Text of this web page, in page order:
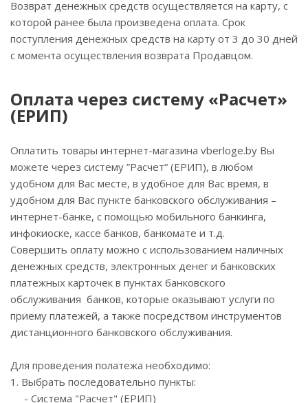
Возврат денежных средств осуществляется на карту, с
которой ранее была произведена оплата. Срок
поступления денежных средств на карту от 3 до 30 дней
с момента осуществления возврата Продавцом.
Оплата через систему «Расчет»
(ЕРИП)
Оплатить товары интернет-магазина vberloge.by Вы
можете через систему ”Расчет“ (ЕРИП), в любом
удобном для Вас месте, в удобное для Вас время, в
удобном для Вас пункте банковского обслуживания –
интернет-банке, с помощью мобильного банкинга,
инфокиоске, кассе банков, банкомате и т.д.
Совершить оплату можно с использованием наличных
денежных средств, электронных денег и банковских
платежных карточек в пунктах банковского
обслуживания банков, которые оказывают услуги по
приему платежей, а также посредством инструментов
дистанционного банковского обслуживания.
Для проведения полатежа необходимо:
1. Выбрать последовательно пункты:
- Система "Расчет" (ЕРИП)